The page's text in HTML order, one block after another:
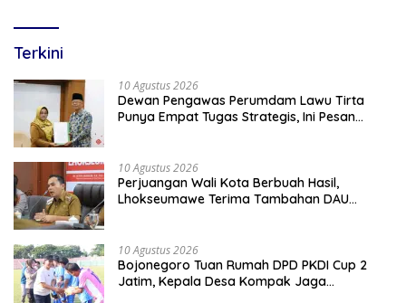
Terkini
10 Agustus 2026
Dewan Pengawas Perumdam Lawu Tirta
Punya Empat Tugas Strategis, Ini Pesan
10 Agustus 2026
Perjuangan Wali Kota Berbuah Hasil,
Lhokseumawe Terima Tambahan DAU
10 Agustus 2026
Bojonegoro Tuan Rumah DPD PKDI Cup 2
Jatim, Kepala Desa Kompak Jaga